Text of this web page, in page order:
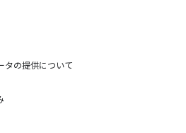
タの提供について